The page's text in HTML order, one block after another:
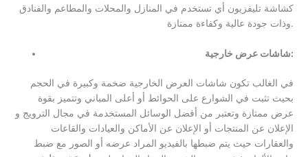
كشاشة تليفزيون أي تستخدم في المنازل والمحلات والمطاعم والفنادق
وذات جودة عالية وكفاءة ممتازة.
شاشات عرض خارجية:
في الغالب تكون شاشات العرض الخارجية ضخمة وكبيرة في الحجم
بحيث تثبت في الشوارع على الحوائط أو أعلى المباني وتتميز بقوة
عرض ممتازة وتعتبر من أفضل الوسائل المستخدمة في مجال الترويج و
الإعلان عن المنتجات أو الإعلان عن الأماكن والعيادات والقاعات
والعقارات حيث يتم ضبطها بالفيديو المراد عرضه أو الصور مع ضبط